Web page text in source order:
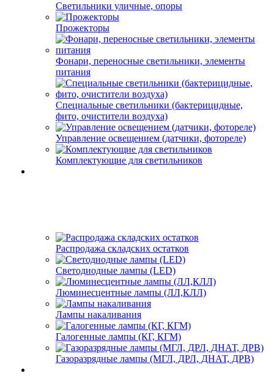
Светильники уличные, опоры
Прожекторы
Фонари, переносные светильники, элементы
питания
Специальные светильники (бактерицидные,
фито, очистители воздуха)
Управление освещением (датчики, фотореле)
Комплектующие для светильников
Распродажа складских остатков
Светодиодные лампы (LED)
Люминесцентные лампы (ЛЛ,КЛЛ)
Лампы накаливания
Галогенные лампы (КГ, КГМ)
Газоразрядные лампы (МГЛ, ДРЛ, ДНАТ, ДРВ)